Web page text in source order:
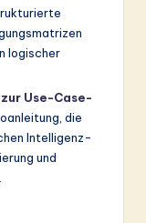
logischer
Use-Case-
die
Intelligenz-
und